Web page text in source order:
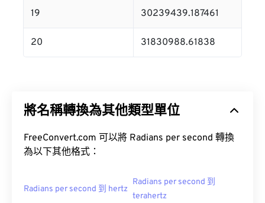
19 30239439.187461
20 31830988.61838
將名稱轉換為其他類型單位
FreeConvert.com 可以將 Radians per second 轉換
為以下其他格式：
Radians per second 到 hertz
Radians per second 到
terahertz